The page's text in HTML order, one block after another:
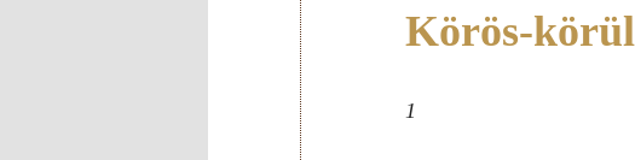
Körös-
1